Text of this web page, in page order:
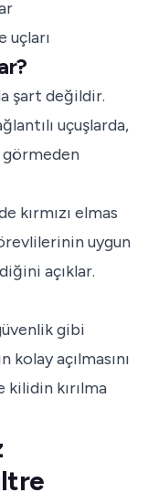
uçları
şart değildir.
uçuşlarda,
kırmızı elmas
uygun
açıklar.
gibi
açılmasını
kilidin kırılma